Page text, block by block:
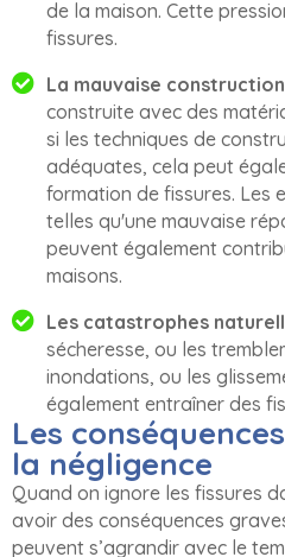
de la maison. Cette
fissures.
La mauvaise
construite avec des
si les techniques de
adéquates, cela peut
formation de fissures. Les
telles qu'une mauvaise
peuvent également
maisons.
Les catastrophes
sécheresse, ou les
inondations, ou les
également entraîner des
Les
la négligence
Quand on ignore les fissures
avoir des conséquences
peuvent s’agrandir avec le